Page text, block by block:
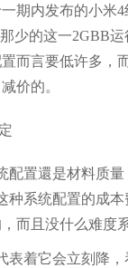
期内发布的小
少的这一2GBB
而言要低许多
价的。
配置還是材料质
种系统配置的成
而且没什么难度
着它会立刻降